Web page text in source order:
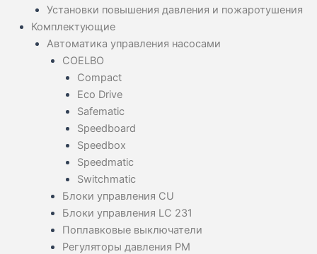
Установки повышения давления и пожаротушения
Комплектующие
Автоматика управления насосами
COELBO
Compact
Eco Drive
Safematic
Speedboard
Speedbox
Speedmatic
Switchmatic
Блоки управления CU
Блоки управления LC 231
Поплавковые выключатели
Регуляторы давления PM